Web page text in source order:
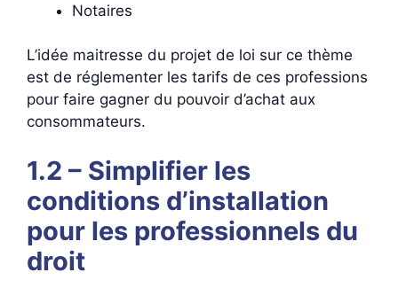
Notaires
L’idée maitresse du projet de loi sur ce thème
est de réglementer les tarifs de ces professions
pour faire gagner du pouvoir d’achat aux
consommateurs.
1.2 – Simplifier les
conditions d’installation
pour les professionnels du
droit